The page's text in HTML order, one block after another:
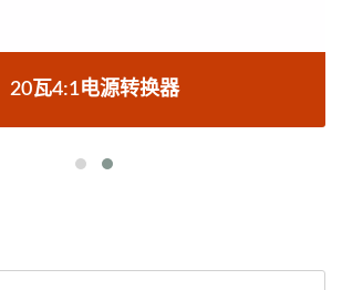
20瓦4:1电源转换器